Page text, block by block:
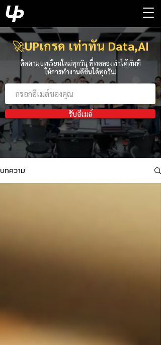
🚀UPเกรด เท่าทัน Data,AI
ติดตามบทเรียนใหม่ทุกวัน ที่ทดลองทำได้ทันที
ให้การทำงานดีขึ้นได้ทุกวัน!
รับอีเมล์
บทความ